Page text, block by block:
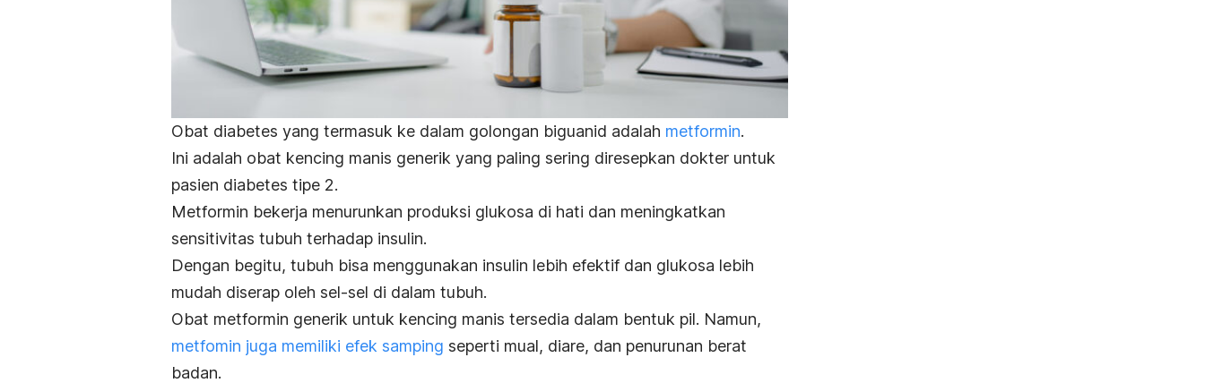
Obat diabetes yang termasuk ke dalam golongan biguanid adalah metformin.
Ini adalah obat kencing manis generik yang paling sering diresepkan dokter untuk
pasien diabetes tipe 2.
Metformin bekerja menurunkan produksi glukosa di hati dan meningkatkan
sensitivitas tubuh terhadap insulin.
Dengan begitu, tubuh bisa menggunakan insulin lebih efektif dan glukosa lebih
mudah diserap oleh sel-sel di dalam tubuh.
Obat metformin generik untuk kencing manis tersedia dalam bentuk pil. Namun,
metfomin juga memiliki efek samping seperti mual, diare, dan penurunan berat
badan.